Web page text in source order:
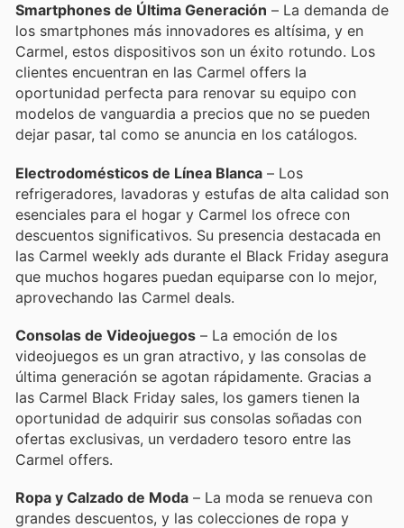
Smartphones de Última Generación – La demanda de
los smartphones más innovadores es altísima, y en
Carmel, estos dispositivos son un éxito rotundo. Los
clientes encuentran en las Carmel offers la
oportunidad perfecta para renovar su equipo con
modelos de vanguardia a precios que no se pueden
dejar pasar, tal como se anuncia en los catálogos.
Electrodomésticos de Línea Blanca – Los
refrigeradores, lavadoras y estufas de alta calidad son
esenciales para el hogar y Carmel los ofrece con
descuentos significativos. Su presencia destacada en
las Carmel weekly ads durante el Black Friday asegura
que muchos hogares puedan equiparse con lo mejor,
aprovechando las Carmel deals.
Consolas de Videojuegos – La emoción de los
videojuegos es un gran atractivo, y las consolas de
última generación se agotan rápidamente. Gracias a
las Carmel Black Friday sales, los gamers tienen la
oportunidad de adquirir sus consolas soñadas con
ofertas exclusivas, un verdadero tesoro entre las
Carmel offers.
Ropa y Calzado de Moda – La moda se renueva con
grandes descuentos, y las colecciones de ropa y